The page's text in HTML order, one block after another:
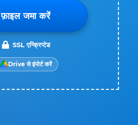
फ़ाइल जमा करें
SSL एन्क्रिप्टेड
Drive से इंपोर्ट करें